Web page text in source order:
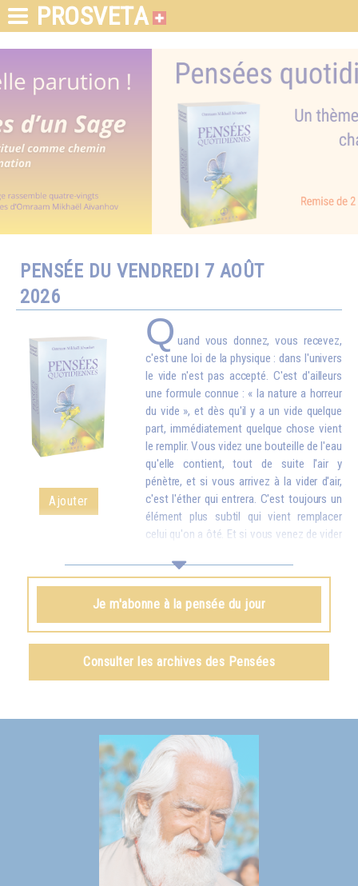
PROSVETA
PENSÉE DU VENDREDI 7 AOÛT
2026
Ajouter
Q uand vous donnez, vous recevez,
c'est une loi de la physique : dans l'univers
le vide n'est pas accepté. C'est d'ailleurs
une formule connue : « la nature a horreur
du vide », et dès qu'il y a un vide quelque
part, immédiatement quelque chose vient
le remplir. Vous videz une bouteille de l'eau
qu'elle contient, tout de suite l'air y
pénètre, et si vous arrivez à la vider d'air,
c'est l'éther qui entrera. C'est toujours un
élément plus subtil qui vient remplacer
celui qu'on a ôté. Et si vous venez de vider
les créatures, quelque chose d'en haut arrive tout de suite pour vous
remplir.
Omraam Mikhaël Aïvanhov
Voir le livreCréation artistique et création spirituelle,
Je m'abonne à la pensée du jour
Consulter les archives des Pensées